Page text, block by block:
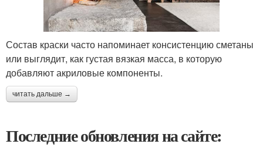
Состав краски часто напоминает консистенцию сметаны
или выглядит, как густая вязкая масса, в которую
добавляют акриловые компоненты.
читать дальше →
Последние обновления на сайте: